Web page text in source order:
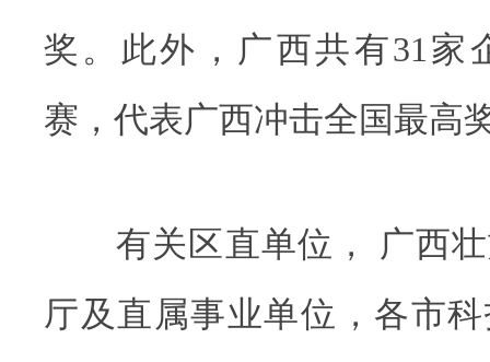
奖。此外，广西共有31家
赛，代表广西冲击全国最高
有关区直单位， 广西壮
厅及直属事业单位，各市